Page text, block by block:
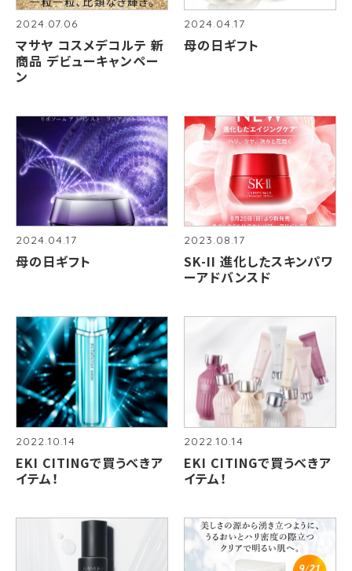
2024.07.06
マサヤ コスメデコルテ 新
商品 デビューキャンペー
ン
2024.04.17
母の日ギフト
2024.04.17
母の日ギフト
2023.08.17
SK-II 進化したスキンパワ
ーアドバンスド
2022.10.14
EKI CITINGで買うべきア
イテム！
2022.10.14
EKI CITINGで買うべきア
イテム！